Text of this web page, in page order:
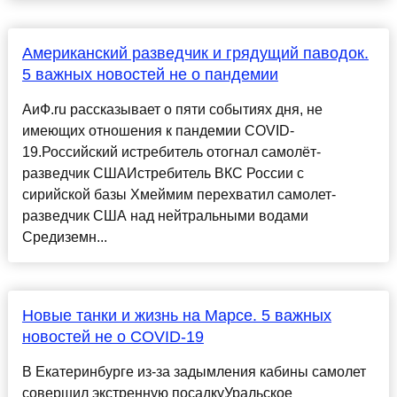
Американский разведчик и грядущий паводок.
5 важных новостей не о пандемии
АиФ.ru рассказывает о пяти событиях дня, не
имеющих отношения к пандемии COVID-
19.Российский истребитель отогнал самолёт-
разведчик США​Истребитель ВКС России с
сирийской базы Хмеймим перехватил самолет-
разведчик США над нейтральными водами
Средиземн...
Новые танки и жизнь на Марсе. 5 важных
новостей не о COVID-19
В Екатеринбурге из-за задымления кабины самолет
совершил экстренную посадкуУральское